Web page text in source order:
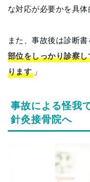
な対応が必要かを具体
また、事故後は診断
部位をしっかり診察
ります」
事故による怪我
針灸接骨院へ